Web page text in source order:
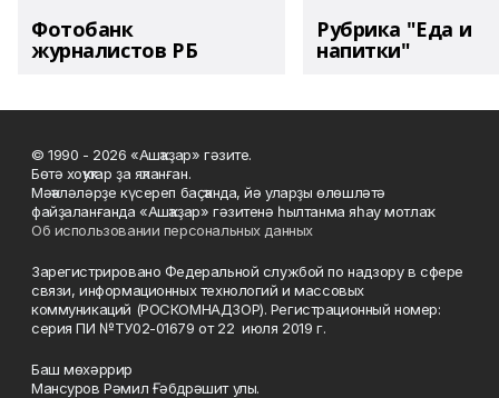
Фотобанк
журналистов РБ
Рубрика "Еда и
напитки"
© 1990 - 2026 «Ашҡаҙар» гәзите.
Бөтә хоҡуҡтар ҙа яҡланған.
Мәҡәләләрҙе күсереп баҫҡанда, йә уларҙы өлөшләтә
файҙаланғанда «Ашҡаҙар» гәзитенә һылтанма яһау мотлаҡ.
Об использовании персональных данных
Зарегистрировано Федеральной службой по надзору в сфере
связи, информационных технологий и массовых
коммуникаций (РОСКОМНАДЗОР). Регистрационный номер:
серия ПИ №ТУ02-01679 от 22 июля 2019 г.
Баш мөхәррир
Мансуров Рәмил Ғәбдрәшит улы.